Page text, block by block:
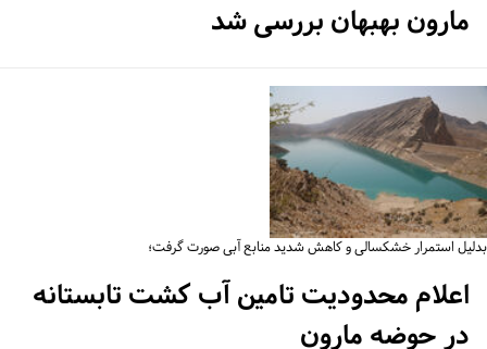
مارون بهبهان بررسی شد
استمرار خشکسالی و کاهش شدید منابع آبی صورت گرفت؛
اعلام محدودیت تامین آب کشت تابستانه
در حوضه مارون